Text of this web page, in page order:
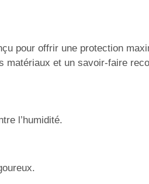
pour offrir une protection
matériaux et un savoir-faire
l’humidité.